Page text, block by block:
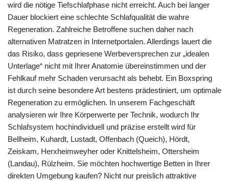
wird die nötige Tiefschlafphase nicht erreicht. Auch bei langer
Dauer blockiert eine schlechte Schlafqualität die wahre
Regeneration. Zahlreiche Betroffene suchen daher nach
alternativen Matratzen in Internetportalen. Allerdings lauert die
das Risiko, dass gepriesene Werbeversprechen zur „idealen
Unterlage“ nicht mit Ihrer Anatomie übereinstimmen und der
Fehlkauf mehr Schaden verursacht als behebt. Ein Boxspring
ist durch seine besondere Art bestens prädestiniert, um optimale
Regeneration zu ermöglichen. In unserem Fachgeschäft
analysieren wir Ihre Körperwerte per Technik, wodurch Ihr
Schlafsystem hochindividuell und präzise erstellt wird für
Bellheim, Kuhardt, Lustadt, Offenbach (Queich), Hördt,
Zeiskam, Herxheimweyher oder Knittelsheim, Ottersheim
(Landau), Rülzheim. Sie möchten hochwertige Betten in Ihrer
direkten Umgebung kaufen? Nicht nur preislich attraktive